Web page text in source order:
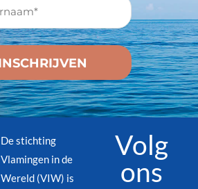
De stichting
Vlamingen in de
Wereld (VIW) is
Volg
ons